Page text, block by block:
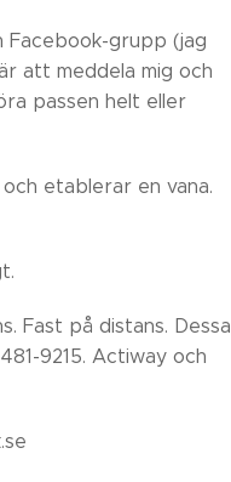
Facebook-grupp (jag
att meddela mig och
passen helt eller
etablerar en vana.
Fast på distans. Dessa
9215. Actiway och